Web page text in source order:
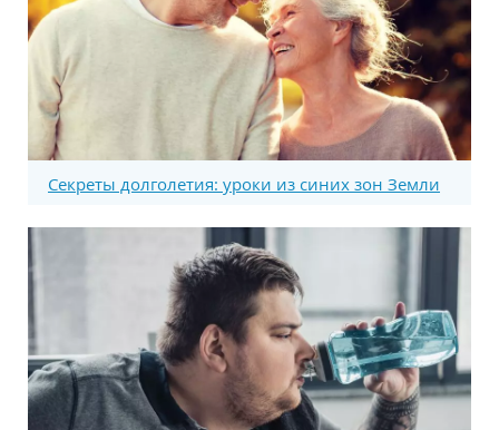
Секреты долголетия: уроки из синих зон Земли